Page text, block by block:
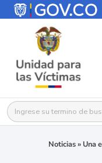
Buscar:
Noticias» Una